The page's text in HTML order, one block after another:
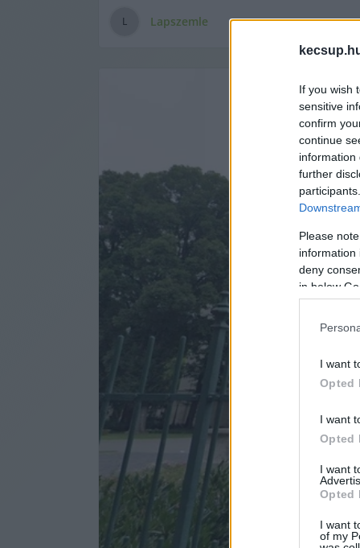
If you wish
sensitive
confirm
continue
information
further
Please
information
deny
in below
I want
Opted
I want
Opted
I want
Opted
I want
of my
L Lapszemle